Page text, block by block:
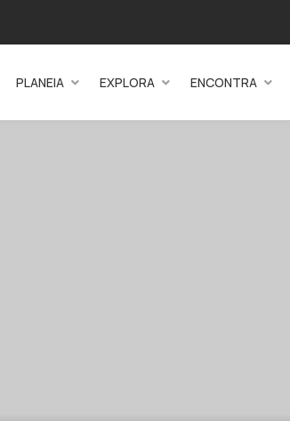
PLANEIA EXPLORA ENCONTRA